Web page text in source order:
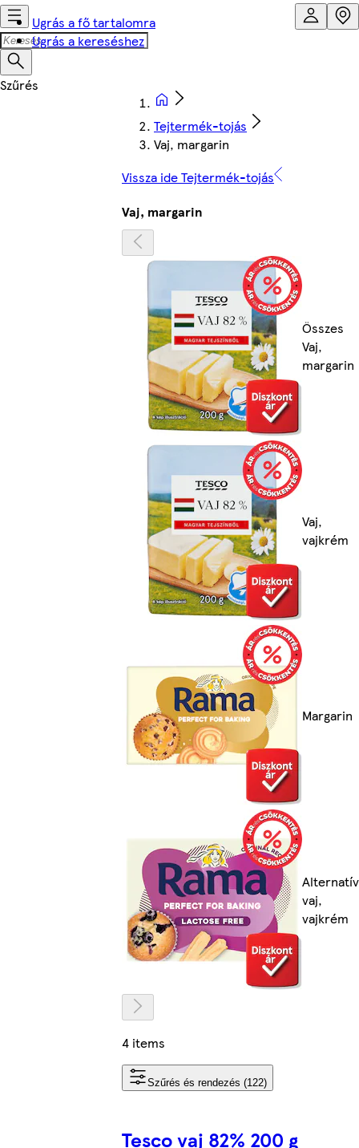
Ugrás a fő tartalomra
Ugrás a kereséshez
Tejtermék-tojás
Vaj, margarin
Vissza ide Tejtermék-tojás
Vaj, margarin
Összes
Vaj,
margarin
Vaj,
vajkrém
Margarin
Alternatív
vaj,
vajkrém
4 items
Szűrés és rendezés (122)
Tesco vaj 82% 200 g